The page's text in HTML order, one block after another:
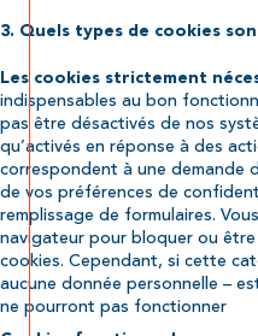
3. Quels types de cookies
Les cookies strictement
indispensables au bon
pas être désactivés de nos
qu’activés en réponse à des
correspondent à une demande
de vos préférences de
remplissage de formulaires.
navigateur pour bloquer ou
cookies. Cependant, si cette
aucune donnée personnelle –
ne pourront pas fonctionner